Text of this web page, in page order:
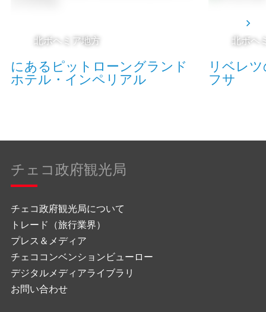
北ボヘミア地方
にあるピットローングランド
ホテル・インペリアル
北ボヘ
リベレ
フサ
チェコ政府観光局
チェコ政府観光局について
トレード（旅行業界）
プレス＆メディア
チェココンベンションビューロー
デジタルメディアライブラリ
お問い合わせ